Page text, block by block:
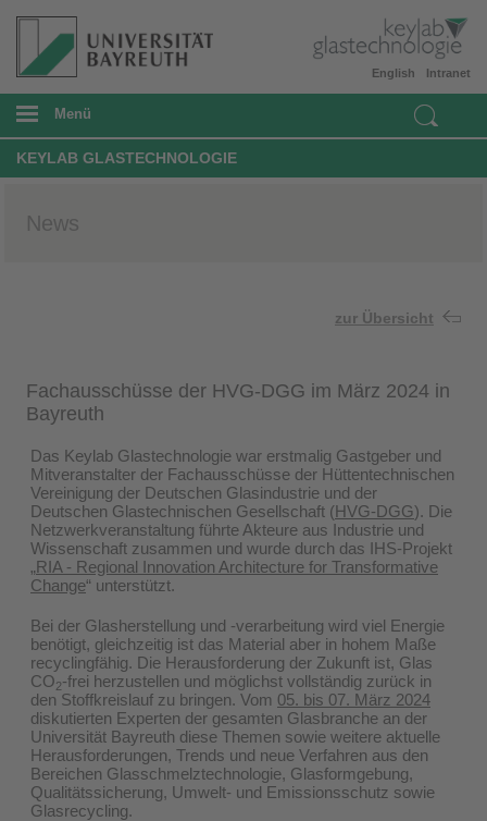
Intranet
English
Menü
KEYLAB GLASTECHNOLOGIE
News
zur Übersicht
Fachausschüsse der HVG-DGG im März 2024 in
Bayreuth
Das Keylab Glastechnologie war erstmalig Gastgeber und
Mitveranstalter der Fachausschüsse der Hüttentechnischen
Vereinigung der Deutschen Glasindustrie und der
Deutschen Glastechnischen Gesellschaft (HVG-DGG). Die
Netzwerkveranstaltung führte Akteure aus Industrie und
Wissenschaft zusammen und wurde durch das IHS-Projekt
„RIA - Regional Innovation Architecture for Transformative
Change“ unterstützt.
Bei der Glasherstellung und -verarbeitung wird viel Energie
benötigt, gleichzeitig ist das Material aber in hohem Maße
recyclingfähig. Die Herausforderung der Zukunft ist, Glas
CO2-frei herzustellen und möglichst vollständig zurück in
den Stoffkreislauf zu bringen. Vom 05. bis 07. März 2024
diskutierten Experten der gesamten Glasbranche an der
Universität Bayreuth diese Themen sowie weitere aktuelle
Herausforderungen, Trends und neue Verfahren aus den
Bereichen Glasschmelztechnologie, Glasformgebung,
Qualitätssicherung, Umwelt- und Emissionsschutz sowie
Glasrecycling.